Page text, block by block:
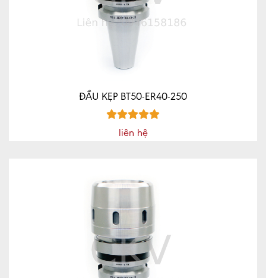
ĐẦU KẸP BT50-ER40-250
liên hệ